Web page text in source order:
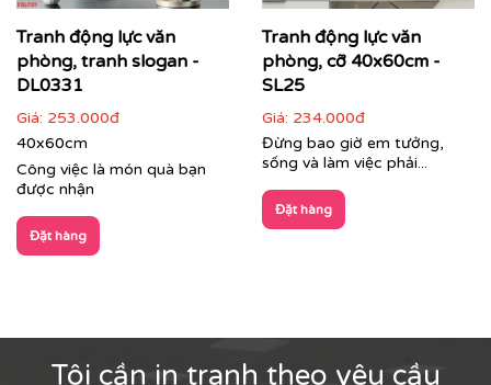
Tranh động lực văn
phòng, tranh slogan -
DL0331
Giá: 253.000đ
40x60cm
Công việc là món quà bạn
được nhận
Đặt hàng
Tranh động lực văn
phòng, cỡ 40x60cm -
SL25
Giá: 234.000đ
Đừng bao giờ em tưởng,
sống và làm việc phải...
Đặt hàng
Tôi cần in tranh theo yêu cầu